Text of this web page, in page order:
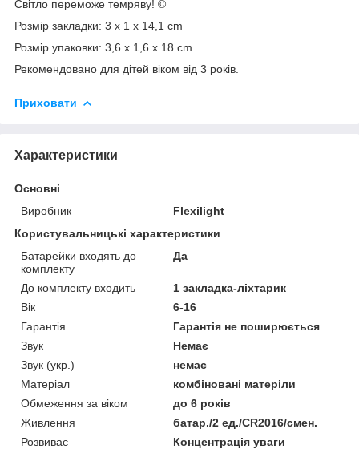
Світло переможе темряву! ©
Розмір закладки: 3 х 1 х 14,1 сm
Розмір упаковки: 3,6 х 1,6 х 18 сm
Рекомендовано для дітей віком від 3 років.
Приховати
Характеристики
Основні
Виробник
Flexilight
Користувальницькі характеристики
Батарейки входять до
комплекту
Да
До комплекту входить
1 закладка-ліхтарик
Вік
6-16
Гарантія
Гарантія не поширюється
Звук
Немає
Звук (укр.)
немає
Матеріал
комбіновані матеріли
Обмеження за віком
до 6 років
Живлення
батар./2 ед./CR2016/смен.
Розвиває
Концентрація уваги